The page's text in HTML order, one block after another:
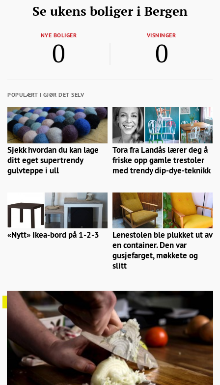
Se ukens boliger i Bergen
NYE BOLIGER
0
VISNINGER
0
POPULÆRT I GJØR DET SELV
Sjekk hvordan du kan lage
ditt eget supertrendy
gulvteppe i ull
Tora fra Landås lærer deg å
friske opp gamle trestoler
med trendy dip-dye-teknikk
«Nytt» Ikea-bord på 1-2-3
Lenestolen ble plukket ut av
en container. Den var
gusjefarget, møkkete og
slitt